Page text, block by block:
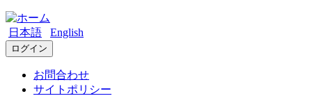
日本語 English
ログイン
お問合わせ
サイトポリシー